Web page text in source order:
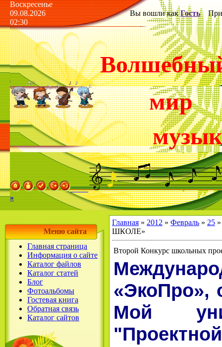
Воскресенье
09.08.2026
02:30
Вы вошли как Гость
мир
»
Меню сайта
Главная страница
Информация о сайте
Каталог файлов
Каталог статей
Блог
Фотоальбомы
Гостевая книга
Обратная связь
Каталог сайтов
Главная » 2012 » Февраль » 25
ШКОЛЕ»
Второй Конкурс школьных
«ЭкоПро»,
Мой